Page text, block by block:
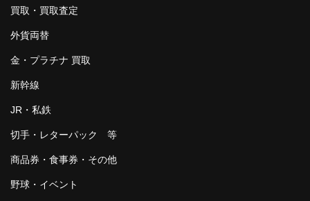
買取・買取査定
外貨両替
金・プラチナ 買取
新幹線
JR・私鉄
切手・レターパック 等
商品券・食事券・その他
野球・イベント